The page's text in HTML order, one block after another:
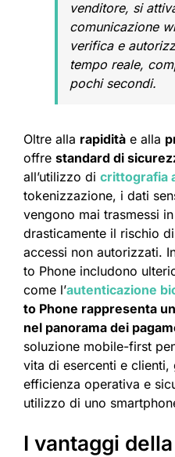
venditore, si
comunicazione
verifica e
tempo reale,
pochi secondi.
Oltre alla rapidità e alla
offre standard di
all’utilizzo di crittografia
tokenizzazione, i dati
vengono mai trasmessi
drasticamente il rischio
accessi non autorizzati.
to Phone includono
come l’autenticazione
to Phone rappresenta
nel panorama dei
soluzione mobile-first
vita di esercenti e clienti,
efficienza operativa e
utilizzo di uno
I vantaggi